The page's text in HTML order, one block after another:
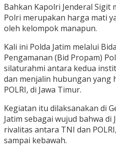
Bahkan Kapolri Jenderal
Polri merupakan harga mati
oleh kelompok manapun.
Kali ini Polda Jatim melalui
Pengamanan (Bid Propam)
silaturahmi antara kedua
dan menjalin hubungan yang
POLRI, di Jawa Timur.
Kegiatan itu dilaksanakan di
Jatim sebagai wujud bahwa di
rivalitas antara TNI dan
sampai kebawah.